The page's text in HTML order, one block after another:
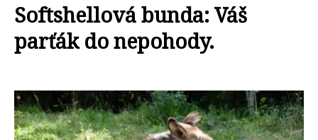
Softshellová bunda: Váš
parťák do nepohody.